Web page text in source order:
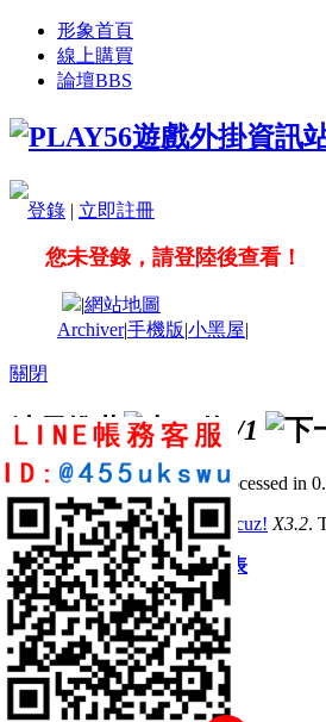
形象首頁
線上購買
論壇BBS
登錄 | 立即註冊
您未登錄，請登陸後查看！
|網站地圖
Archiver|手機版|小黑屋|
關閉
站長推薦 /1
GMT+8, 2026-8-7 07:28, Processed in
© 2001-2011 Powered byDiscuz! X3.2.
快速回復 返回頂部 返回列表